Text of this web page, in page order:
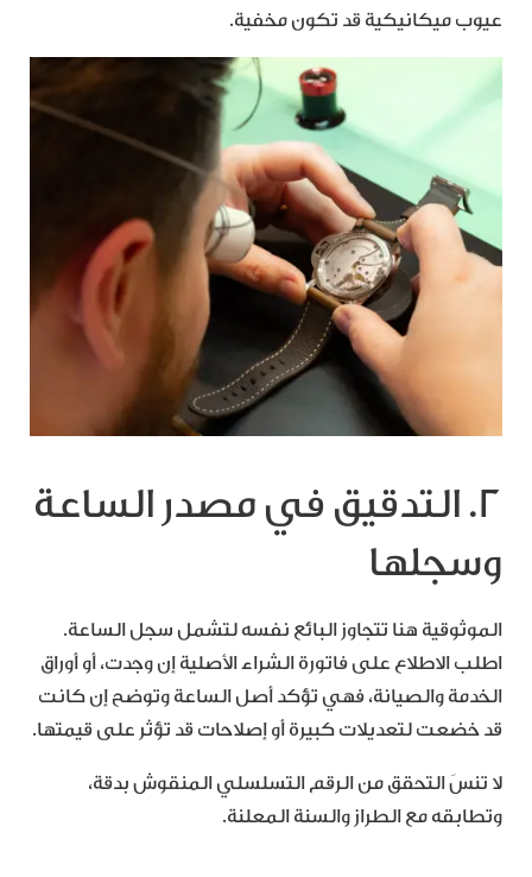
عيوب ميكانيكية قد تكون مخفية.
2. التدقيق في مصدر الساعة
وسجلها
الموثوقية هنا تتجاوز البائع نفسه لتشمل سجل الساعة.
اطلب الاطلاع على فاتورة الشراء الأصلية إن وجدت، أو أوراق
الخدمة والصيانة، فهي تؤكد أصل الساعة وتوضح إن كانت
قد خضعت لتعديلات كبيرة أو إصلاحات قد تؤثر على قيمتها.
لا تنسَ التحقق من الرقم التسلسلي المنقوش بدقة،
وتطابقه مع الطراز والسنة المعلنة.